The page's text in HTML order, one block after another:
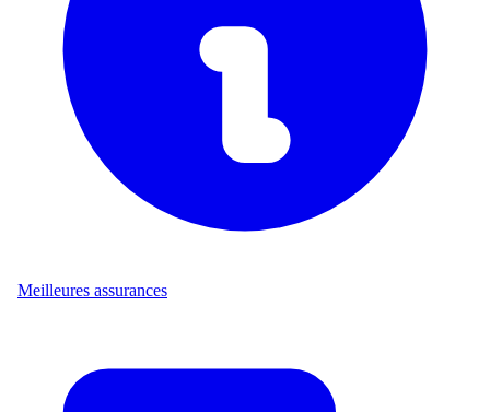
Meilleures assurances